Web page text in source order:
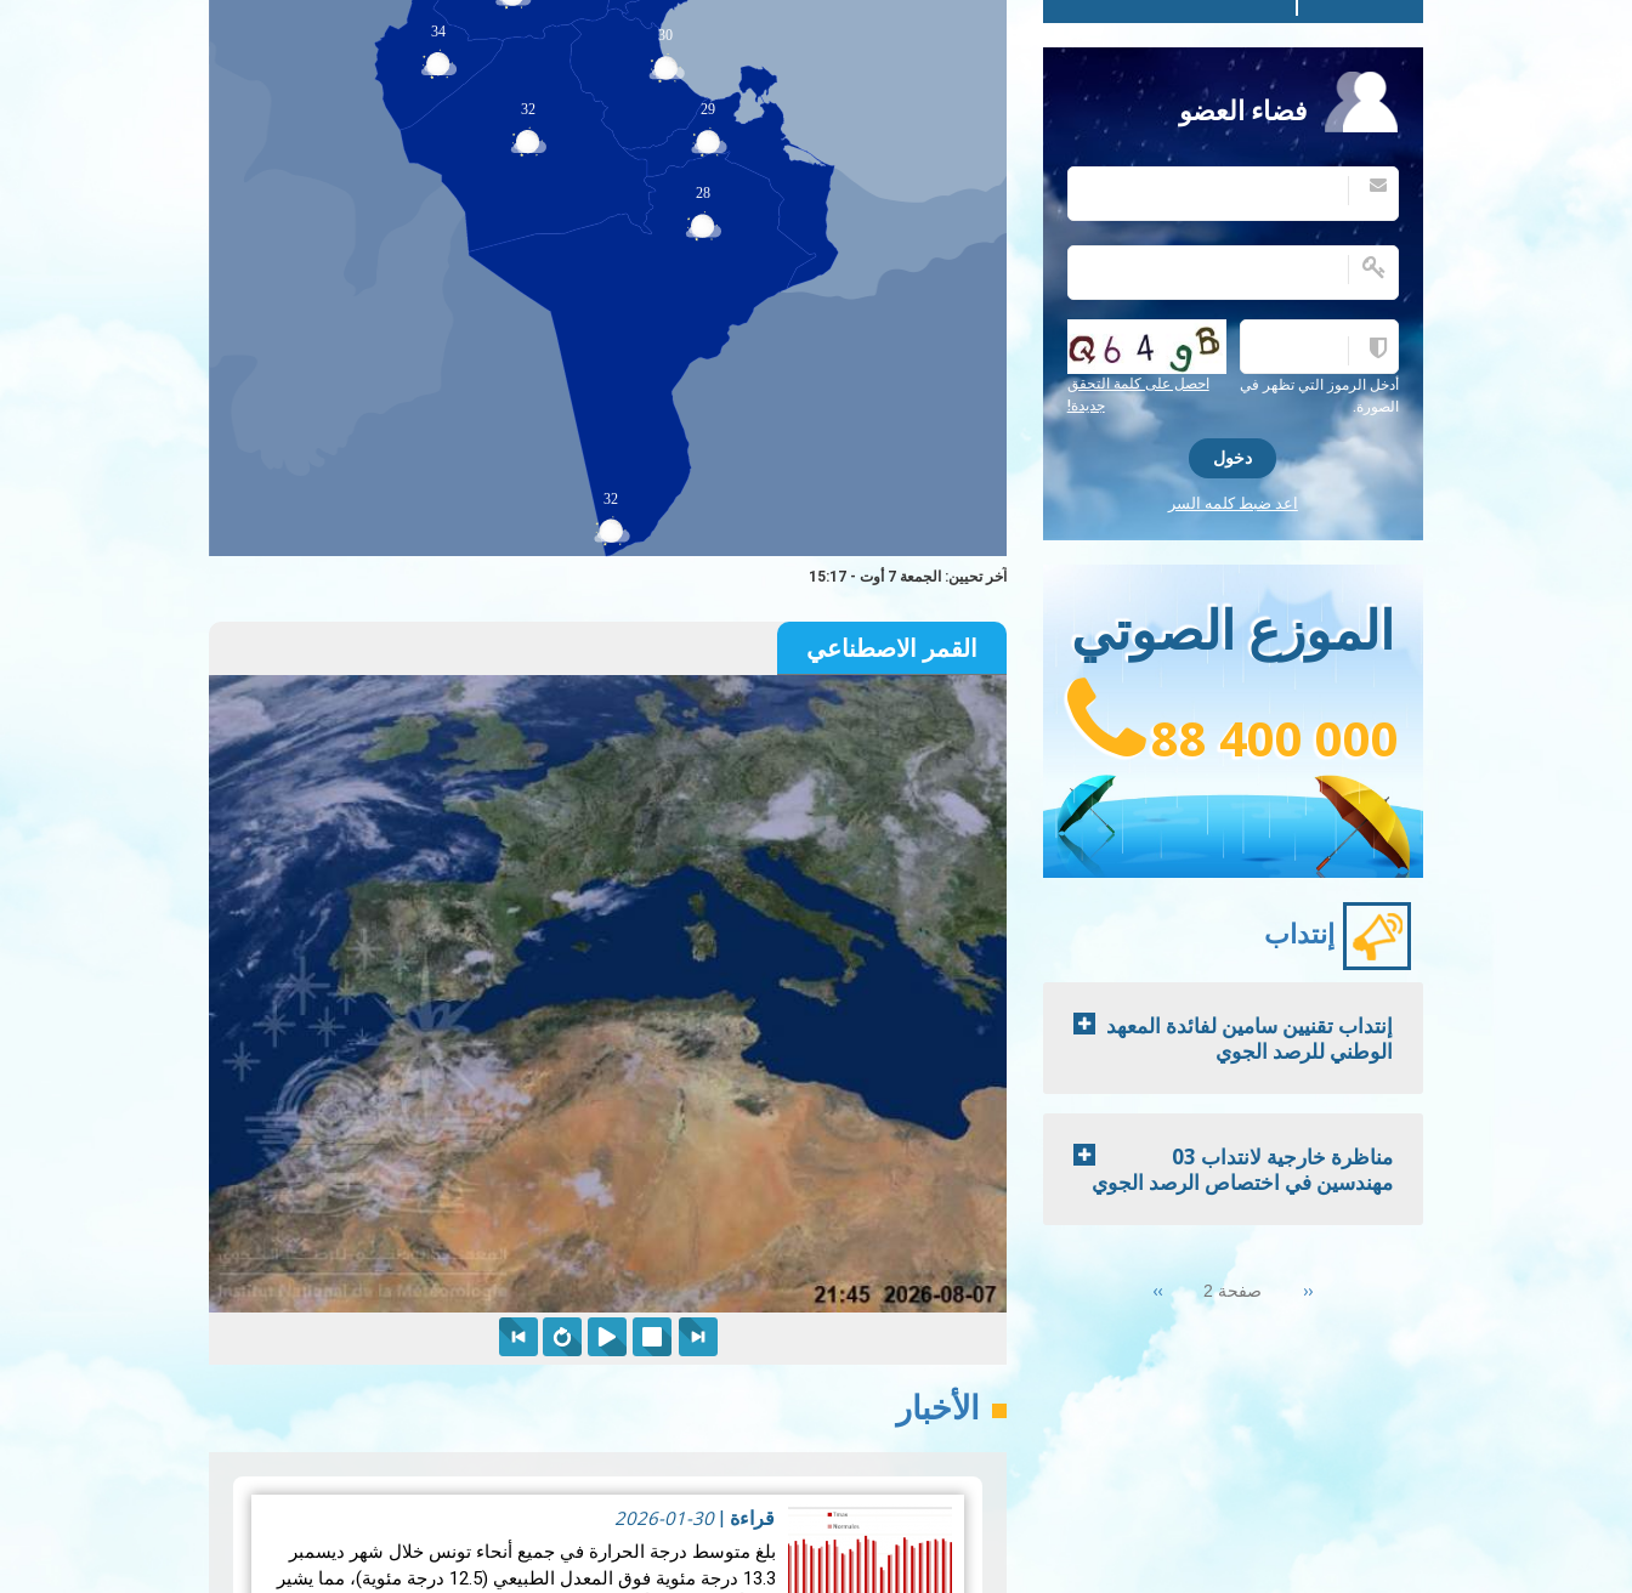
30
34
32 29
28
32
آخر تحيين: الجمعة 7 أوت - 15:17
القمر الاصطناعي
الأخبار
قراءة |
2026-01-30
بلغ متوسط ​​درجة الحرارة في جميع أنحاء تونس خلال شهر ديسمبر
13.3 درجة مئوية فوق المعدل الطبيعي (12.5 درجة مئوية)، مما يشير
فضاء العضو
أدخل الرموز التي تظهر في
الصورة.
احصل على كلمة التحقق
جديدة!
اعد ضبط كلمه السر
الموزع الصوتي
88 400 000
إنتداب
إنتداب تقنيين سامين لفائدة المعهد
الوطني للرصد الجوي
مناظرة خارجية لانتداب 03
مهندسين في اختصاص الرصد الجوي
Previous
‹‹ صفحة 2 Next
››